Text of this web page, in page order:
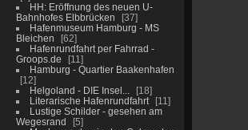
HH: Eröffnung des neuen U-
Bahnhofes Elbbrücken
37
Hafenmuseum Hamburg - MS
Bleichen
62
Hafenrundfahrt per Fahrrad -
Groops.de
11
Hamburg - Quartier Baakenhafen
12
Helgoland - DIE Insel...
18
Literarische Hafenrundfahrt
11
Lustige Schilder - gesehen am
Wegesrand
5